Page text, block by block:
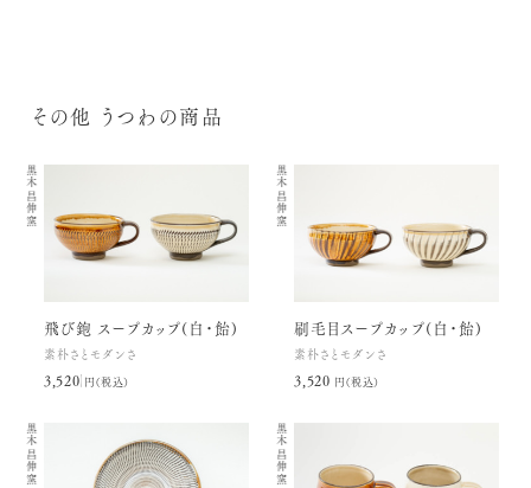
その他 うつわの商品
黒木昌伸窯
飛び鉋 スープカップ(白・飴)
素朴さとモダンさ
3,520円(税込)
黒木昌伸窯
刷毛目スープカップ(白・飴)
素朴さとモダンさ
3,520円(税込)
黒木昌伸窯 黒木昌伸窯